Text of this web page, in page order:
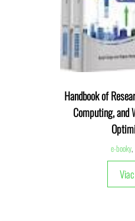
Handbook of
Computing, and
e-booky,